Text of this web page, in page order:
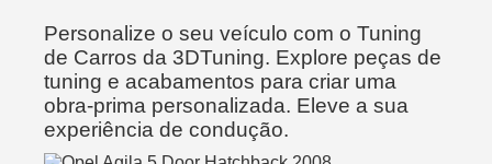
Personalize o seu veículo com o Tuning
de Carros da 3DTuning. Explore peças de
tuning e acabamentos para criar uma
obra-prima personalizada. Eleve a sua
experiência de condução.